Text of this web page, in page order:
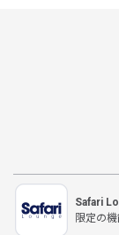
Safari
限定の